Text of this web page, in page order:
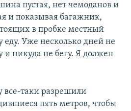
пустая, нет чемоданов и
и показывая багажник,
в пробке местный
еду. Уже несколько дней не
и никуда не бегу. Я должен
все-таки разрешили
пять метров, чтобы